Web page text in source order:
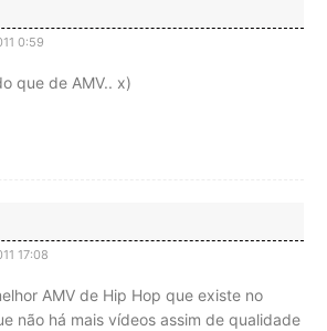
0:59
que de AMV.. x)
17:08
AMV de Hip Hop que existe no
não há mais vídeos assim de qualidade